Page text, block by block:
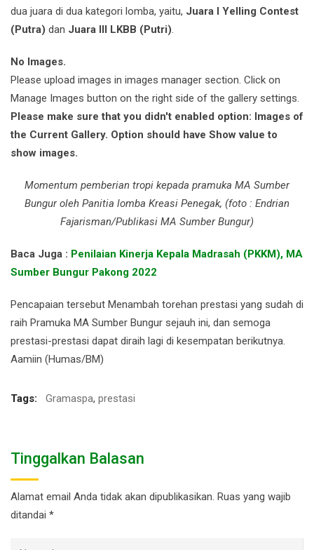
dua juara di dua kategori lomba, yaitu, Juara I Yelling Contest
(Putra) dan Juara III LKBB (Putri).
No Images.
Please upload images in images manager section. Click on
Manage Images button on the right side of the gallery settings.
Please make sure that you didn't enabled option: Images of
the Current Gallery. Option should have Show value to
show images.
Momentum pemberian tropi kepada pramuka MA Sumber
Bungur oleh Panitia lomba Kreasi Penegak, (foto : Endrian
Fajarisman/Publikasi MA Sumber Bungur)
Baca Juga : Penilaian Kinerja Kepala Madrasah (PKKM), MA
Sumber Bungur Pakong 2022
Pencapaian tersebut Menambah torehan prestasi yang sudah di
raih Pramuka MA Sumber Bungur sejauh ini, dan semoga
prestasi-prestasi dapat diraih lagi di kesempatan berikutnya.
Aamiin (Humas/BM)
Tags: Gramaspa, prestasi
Tinggalkan Balasan
Alamat email Anda tidak akan dipublikasikan. Ruas yang wajib
ditandai *